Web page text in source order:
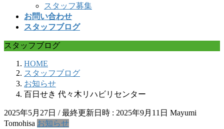
スタッフ募集
お問い合わせ
スタッフブログ
スタッフブログ
HOME
スタッフブログ
お知らせ
百日せき 代々木リハビリセンター
2025年5月27日 / 最終更新日時 : 2025年9月11日 Mayumi
Tomohisa お知らせ